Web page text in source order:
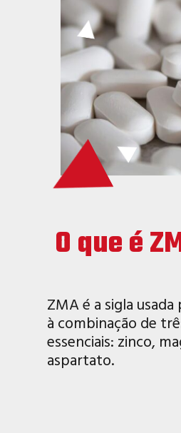
ZMA é a sigla
à combinação de
essenciais: zinco,
aspartato.
O que é